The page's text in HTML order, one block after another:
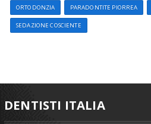
ORTODONZIA PARADONTITE PIORREA
SEDAZIONE COSCIENTE
DENTISTI ITALIA